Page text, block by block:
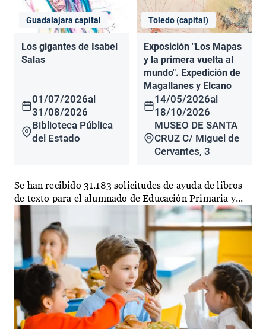
Guadalajara capital
Los gigantes de Isabel
Salas
01/07/2026al
31/08/2026
Biblioteca Pública
del Estado
Toledo (capital)
Exposición "Los Mapas
y la primera vuelta al
mundo". Expedición de
Magallanes y Elcano
14/05/2026al
18/10/2026
MUSEO DE SANTA
CRUZ C/ Miguel de
Cervantes, 3
Se han recibido 31.183 solicitudes de ayuda de libros
de texto para el alumnado de Educación Primaria y...